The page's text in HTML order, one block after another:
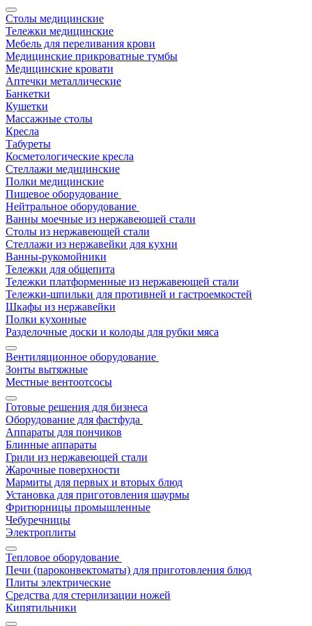
Столы медицинские
Тележки медицинские
Мебель для переливания крови
Медицинские прикроватные тумбы
Медицинские кровати
Аптечки металлические
Банкетки
Кушетки
Массажные столы
Кресла
Табуреты
Косметологические кресла
Стеллажи медицинские
Полки медицинские
Пищевое оборудование
Нейтральное оборудование
Ванны моечные из нержавеющей стали
Столы из нержавеющей стали
Стеллажи из нержавейки для кухни
Ванны-рукомойники
Тележки для общепита
Тележки платформенные из нержавеющей стали
Тележки-шпильки для противней и гастроемкостей
Шкафы из нержавейки
Полки кухонные
Разделочные доски и колоды для рубки мяса
Вентиляционное оборудование
Зонты вытяжные
Местные вентоотсосы
Готовые решения для бизнеса
Оборудование для фастфуда
Аппараты для пончиков
Блинные аппараты
Грили из нержавеющей стали
Жарочные поверхности
Мармиты для первых и вторых блюд
Установка для приготовления шаурмы
Фритюрницы промышленные
Чебуречницы
Электроплиты
Тепловое оборудование
Печи (пароконвектоматы) для приготовления блюд
Плиты электрические
Средства для стерилизации ножей
Кипятильники